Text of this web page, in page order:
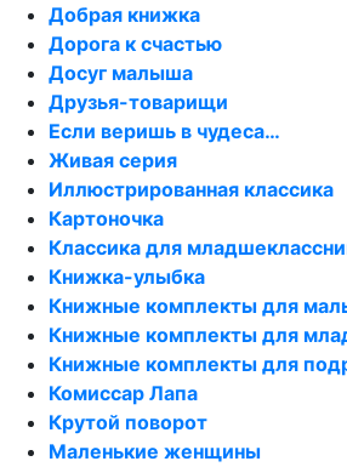
Добрая книжка
Дорога к счастью
Досуг малыша
Друзья-товарищи
Если веришь в чудеса…
Живая серия
Иллюстрированная классика
Картоночка
Классика для
Книжка-улыбка
Книжные комплекты для
Книжные комплекты для
Книжные комплекты для
Комиссар Лапа
Крутой поворот
Маленькие женщины